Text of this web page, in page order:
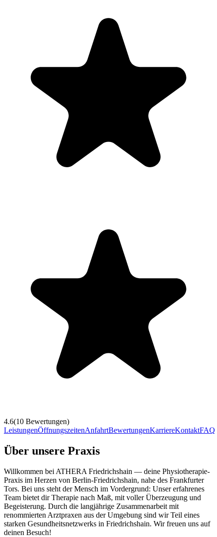
4.6(10 Bewertungen)
LeistungenÖffnungszeitenAnfahrtBewertungenKarriereKontaktFAQ
Über unsere Praxis
Willkommen bei ATHERA Friedrichshain — deine Physiotherapie-
Praxis im Herzen von Berlin-Friedrichshain, nahe des Frankfurter
Tors. Bei uns steht der Mensch im Vordergrund: Unser erfahrenes
Team bietet dir Therapie nach Maß, mit voller Überzeugung und
Begeisterung. Durch die langjährige Zusammenarbeit mit
renommierten Arztpraxen aus der Umgebung sind wir Teil eines
starken Gesundheitsnetzwerks in Friedrichshain. Wir freuen uns auf
deinen Besuch!